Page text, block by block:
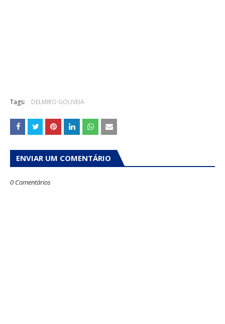
Tags: DELMIRO GOUVEIA
ENVIAR UM COMENTÁRIO
0 Comentários